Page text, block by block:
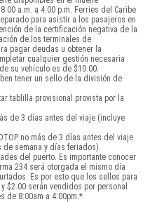
a.m. a 4:00 p.m. Ferries del Caribe
para asistir a los pasajeros en
de la certificación negativa de la
de los terminales de
pagar deudas u obtener la
cualquier gestión necesaria
su vehículo es de $10.00.
tener un sello de la división de
tablilla provisional provista por la
de 3 días antes del viaje (incluye
no más de 3 días antes del viaje
de semana y días feriados).
del puerto. Es importante conocer
234 será otorgada el mismo día
Es por esto que los sellos para
$2.00 serán vendidos por personal
de 8:00am a 4:00pm.*